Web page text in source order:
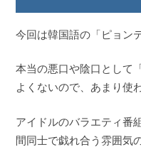
今回は韓国語の「ピョン
本当の悪口や陰口として
よくないので、あまり使
アイドルのバラエティ番
間同士で戯れ合う雰囲気